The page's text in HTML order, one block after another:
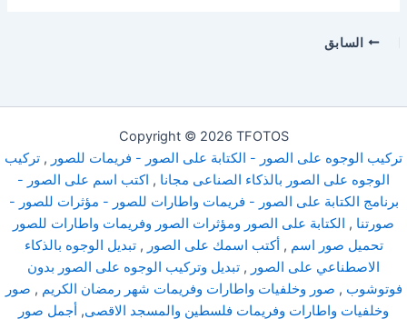
السابق
Copyright © 2026 TFOTOS
تركيب الوجوه على الصور - الكتابة على الصور - فريمات للصور , تركيب
الوجوه على الصور بالذكاء الصناعى مجانا , اكتب اسم على الصور -
برنامج الكتابة على الصور - فريمات واطارات للصور - مؤثرات للصور -
صورتنا , الكتابة على الصور ومؤثرات الصور وفريمات واطارات للصور
تحميل صور اسم , أكتب اسمك على الصور ,تبديل الوجوه بالذكاء
الاصطناعي على الصور , تبديل وتركيب الوجوه على الصور بدون
فوتوشوب , صور وخلفيات واطارات وفريمات شهر رمضان الكريم , صور
وخلفيات واطارات وفريمات فلسطين والمسجد الاقصى, أجمل صور